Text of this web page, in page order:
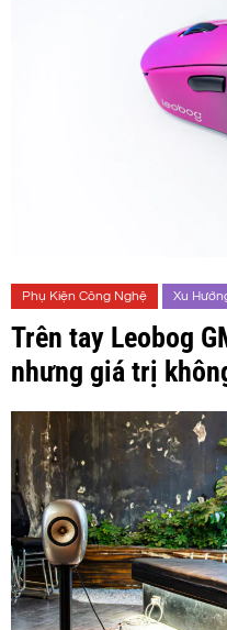
Phụ Kiện Công Nghệ Xu
Trên tay Leobog
nhưng giá trị